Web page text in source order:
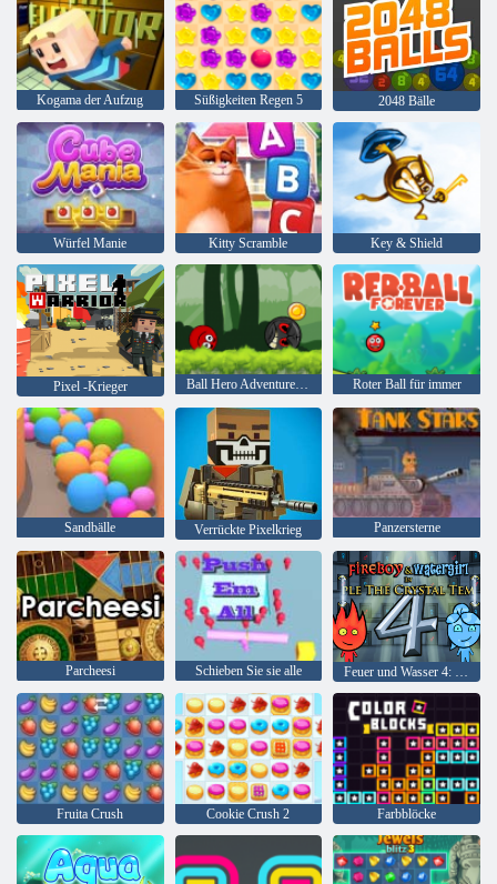
Kogama der Aufzug Süßigkeiten Regen 5 2048 Bälle
Würfel Manie Kitty Scramble Key & Shield
Pixel -Krieger Ball Hero Adventure: Roter Schlagball Roter Ball für immer
Sandbälle Verrückte Pixelkrieg Panzersterne
Parcheesi Schieben Sie sie alle Feuer und Wasser 4: Kristalltempel
Fruita Crush Cookie Crush 2 Farbblöcke